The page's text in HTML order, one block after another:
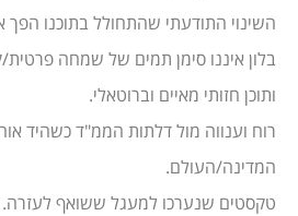
השינוי התודעתי שהתחולל בתוכנו הפך
בלון איננו סימן תמים של שמחה
ותוכן חזותי מאיים וברוטאלי.
רוח וענווה מול דלתות הממ"ד כשהיד
המדינה/העולם.
טקסטים שנערכו למעגל ששואף